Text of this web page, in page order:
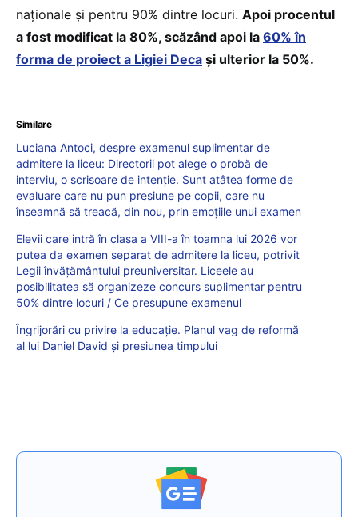
naționale și pentru 90% dintre locuri. Apoi procentul
a fost modificat la 80%, scăzând apoi la 60% în
forma de proiect a Ligiei Deca și ulterior la 50%.
Similare
Luciana Antoci, despre examenul suplimentar de
admitere la liceu: Directorii pot alege o probă de
interviu, o scrisoare de intenție. Sunt atâtea forme de
evaluare care nu pun presiune pe copii, care nu
înseamnă să treacă, din nou, prin emoțiile unui examen
Elevii care intră în clasa a VIII-a în toamna lui 2026 vor
putea da examen separat de admitere la liceu, potrivit
Legii învățământului preuniversitar. Liceele au
posibilitatea să organizeze concurs suplimentar pentru
50% dintre locuri / Ce presupune examenul
Îngrijorări cu privire la educație. Planul vag de reformă
al lui Daniel David și presiunea timpului